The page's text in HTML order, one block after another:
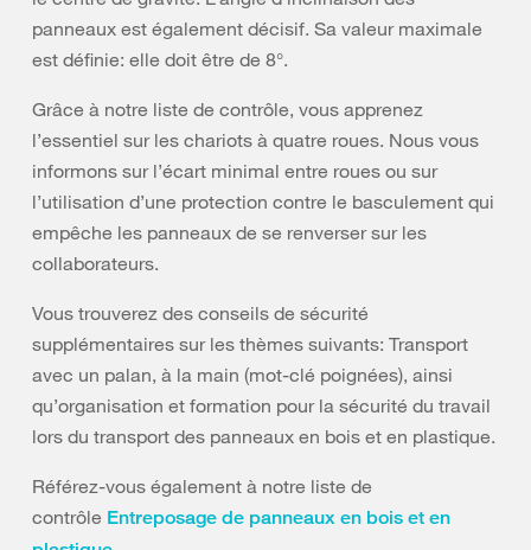
panneaux est également décisif. Sa valeur maximale
est définie: elle doit être de 8°.
Grâce à notre liste de contrôle, vous apprenez
l’essentiel sur les chariots à quatre roues. Nous vous
informons sur l’écart minimal entre roues ou sur
l’utilisation d’une protection contre le basculement qui
empêche les panneaux de se renverser sur les
collaborateurs.
Vous trouverez des conseils de sécurité
supplémentaires sur les thèmes suivants: Transport
avec un palan, à la main (mot-clé poignées), ainsi
qu’organisation et formation pour la sécurité du travail
lors du transport des panneaux en bois et en plastique.
Référez-vous également à notre liste de
contrôle Entreposage de panneaux en bois et en